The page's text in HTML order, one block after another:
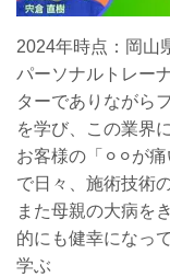
2024年時点：岡山
パーソナルトレー
ターでありながら
を学び、この業界
お客様の「⚪︎⚪︎が
で日々、施術技術
また母親の大病を
的にも健幸になっ
学ぶ